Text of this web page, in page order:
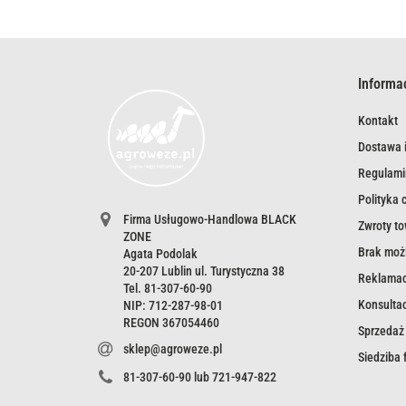
Firma Usługowo-Handlowa BLACK
ZONE
Agata Podolak
20-207 Lublin ul. Turystyczna 38
Tel. 81-307-60-90
NIP: 712-287-98-01
REGON 367054460
sklep@agroweze.pl
81-307-60-90 lub 721-947-822
Kontakt
Dostawa
Polityka
Zwroty
Brak
Siedziba